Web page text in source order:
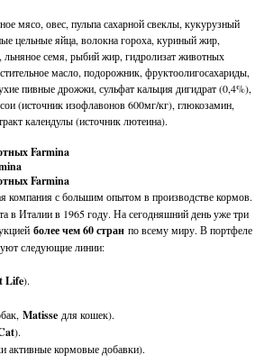
мясо, овес, пульпа сахарной свеклы, кукурузный
цельные яйца, волокна гороха, куриный жир,
льняное семя, рыбий жир, гидролизат животных
масло, подорожник, фруктоолигосахариды,
пивные дрожжи, сульфат кальция дигидрат (0,4%),
(источник изофлавонов 600мг/кг), глюкозамин,
календулы (источник лютеина).
Farmina
Farmina
компания с большим опытом в производстве кормов.
в Италии в 1965 году. На сегодняшний день уже три
более чем 60 стран по всему миру. В портфеле
следующие линии:
Life).
Matisse для кошек).
).
активные кормовые добавки).